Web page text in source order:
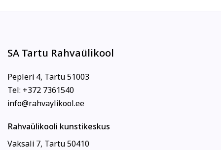
SA Tartu Rahvaülikool
Pepleri 4, Tartu 51003
Tel: +372 7361540
info@rahvaylikool.ee
Rahvaülikooli kunstikeskus
Vaksali 7, Tartu 50410